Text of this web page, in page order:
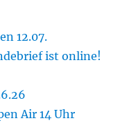
12.07.
ist online!
Air 14 Uhr